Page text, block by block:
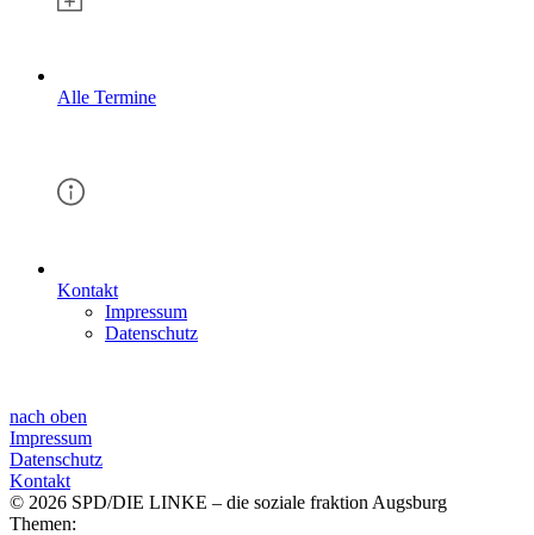
Alle Termine
Kontakt
Impressum
Datenschutz
nach oben
Impressum
Datenschutz
Kontakt
© 2026 SPD/DIE LINKE – die soziale fraktion Augsburg
Themen: